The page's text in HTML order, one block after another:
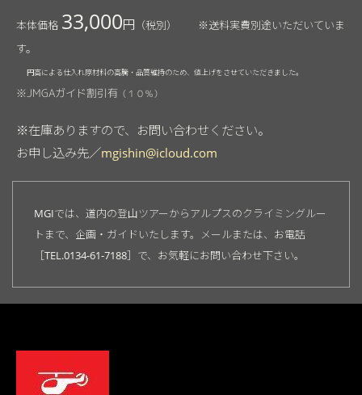
本体価格 33,000円 （税別） ※送料実費別途いただいていま
す。
円高による仕入れ原材料の高騰・品質維持のため、値上げをさせていただきました。
※JMGAガイド割引有 （１０％）
※在庫ありますので、お問い合わせください。
お申し込み先／mgishin@icloud.com
MGIでは、道内の登山ツアーからアルプスのクライミングルー
トまで、企画・ガイドいたします。メールまたは、お電話
［TEL.0134-61-7188］で、お気軽にお問い合わせ下さい。